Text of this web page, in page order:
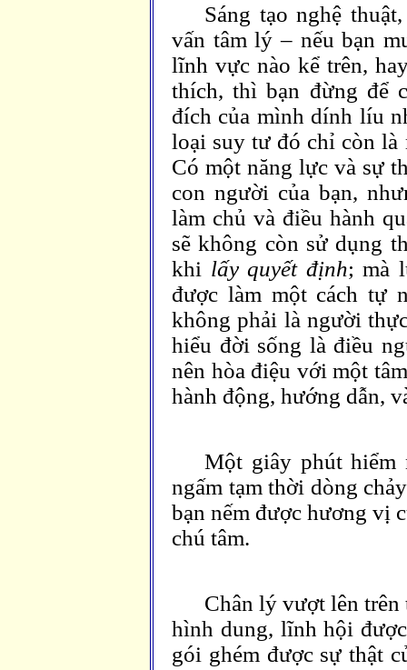
Sáng tạo nghệ
vấn tâm lý – nếu bạn
lĩnh vực nào kể trên,
thích, thì bạn đừng để
đích của mình dính líu
loại suy tư đó chỉ còn là
Có một năng lực và sự
con người của bạn,
làm chủ và điều hành
sẽ không còn sử dụng
khi lấy quyết định; mà
được làm một cách tự
không phải là người
hiểu đời sống là điều
nên hòa điệu với một
hành động, hướng dẫn,
Một giây phút hiểm
ngấm tạm thời dòng
bạn nếm được hương vị
chú tâm.
Chân lý vượt lên trên
hình dung, lĩnh hội
gói ghém được sự thật